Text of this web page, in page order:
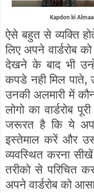
Kapdon ki
ऐसे बहुत से व्यक्ति
लिए अपने वार्डरोब
देखने के बाद भी
कपडे नही मिल
उनकी अलमारी में
लोगो का वार्डरोब
जरूरत है कि ये
इस्तेमाल करें और
व्यवस्थित करना
तरीको से परिचित
अपने वार्डरोब को